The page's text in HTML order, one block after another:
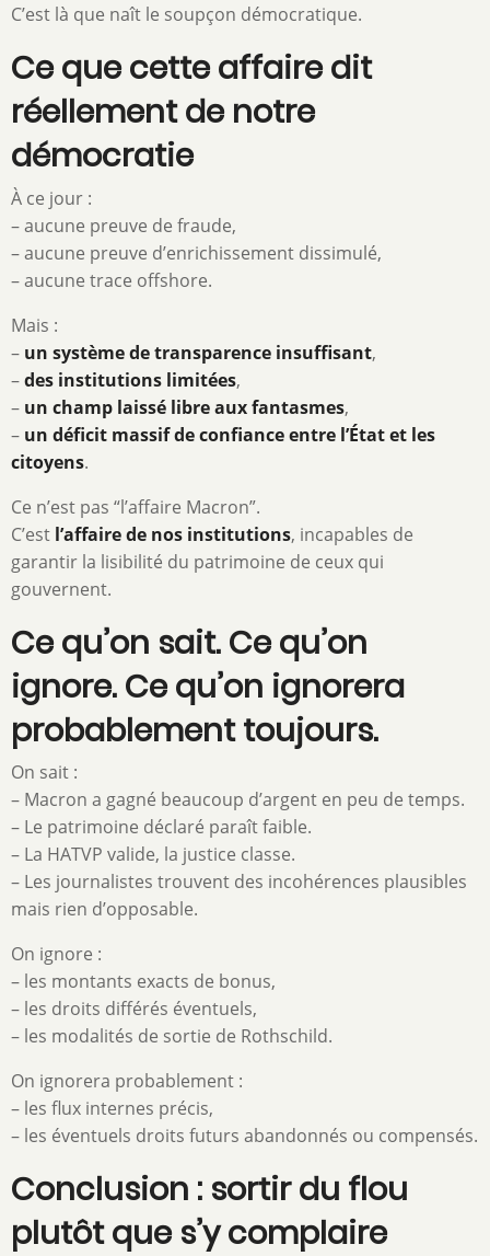
C’est là que naît le soupçon démocratique.
Ce que cette affaire dit
réellement de notre
démocratie
À ce jour :
– aucune preuve de fraude,
– aucune preuve d’enrichissement dissimulé,
– aucune trace offshore.
Mais :
– un système de transparence insuffisant,
–des institutions limitées,
– un champ laissé libre aux fantasmes,
– un déficit massif de confiance entre l’État et les
citoyens.
Ce n’est pas “l’affaire Macron”.
C’est l’affaire de nos institutions, incapables de
garantir la lisibilité du patrimoine de ceux qui
gouvernent.
Ce qu’on sait. Ce qu’on
ignore. Ce qu’on ignorera
probablement toujours.
On sait :
– Macron a gagné beaucoup d’argent en peu de temps.
– Le patrimoine déclaré paraît faible.
– La HATVP valide, la justice classe.
– Les journalistes trouvent des incohérences plausibles
mais rien d’opposable.
On ignore :
– les montants exacts de bonus,
– les droits différés éventuels,
– les modalités de sortie de Rothschild.
On ignorera probablement :
– les flux internes précis,
– les éventuels droits futurs abandonnés ou compensés.
Conclusion : sortir du flou
plutôt que s’y complaire